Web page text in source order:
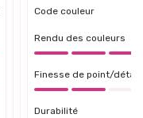
Code couleur
Rendu des couleurs
Finesse de point/détail
Durabilité